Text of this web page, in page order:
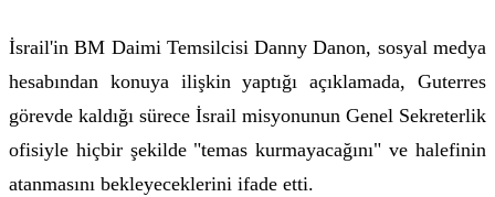
İsrail'in BM Daimi Temsilcisi Danny Danon, sosyal medya
hesabından konuya ilişkin yaptığı açıklamada, Guterres
görevde kaldığı sürece İsrail misyonunun Genel Sekreterlik
ofisiyle hiçbir şekilde "temas kurmayacağını" ve halefinin
atanmasını bekleyeceklerini ifade etti.